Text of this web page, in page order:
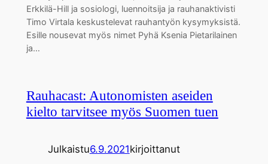
Erkkilä-Hill ja sosiologi, luennoitsija ja rauhanaktivisti
Timo Virtala keskustelevat rauhantyön kysymyksistä.
Esille nousevat myös nimet Pyhä Ksenia Pietarilainen
ja…
Rauhacast: Autonomisten aseiden
kielto tarvitsee myös Suomen tuen
Julkaistu6.9.2021kirjoittanut